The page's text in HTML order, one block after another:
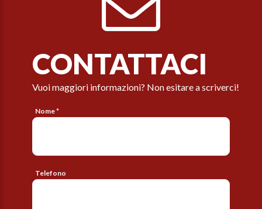
CONTATTACI
Vuoi maggiori informazioni? Non esitare a scriverci!
Nome *
Telefono